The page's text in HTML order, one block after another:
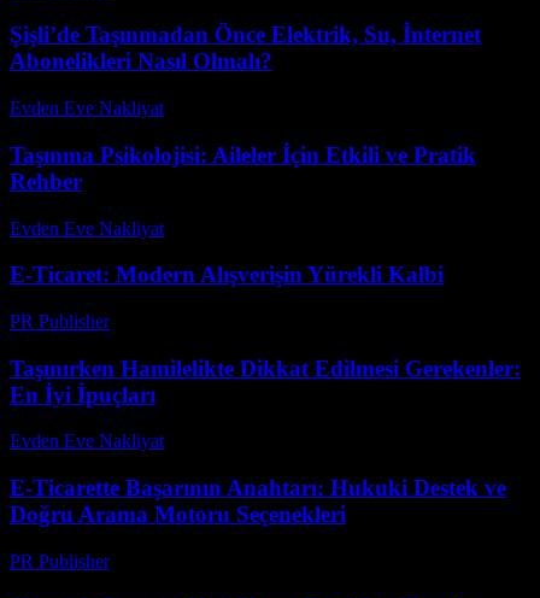
Şişli’de Taşınmadan Önce Elektrik, Su, İnternet
Abonelikleri Nasıl Olmalı?
Evden Eve Nakliyat
Taşınma Psikolojisi: Aileler İçin Etkili ve Pratik
Rehber
Evden Eve Nakliyat
E-Ticaret: Modern Alışverişin Yürekli Kalbi
PR Publisher-
Taşınırken Hamilelikte Dikkat Edilmesi Gerekenler:
En İyi İpuçları
Evden Eve Nakliyat
E-Ticarette Başarının Anahtarı: Hukuki Destek ve
Doğru Arama Motoru Seçenekleri
PR Publisher-